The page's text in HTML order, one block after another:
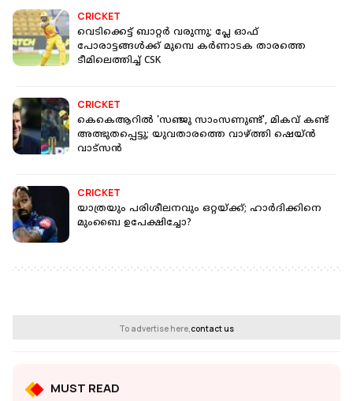
CRICKET
വെടിക്കെട്ട് ബാറ്റർ വരുന്നു; പ്ലേ ഓഫ്
പോരാട്ടങ്ങൾക്ക് മുമ്പെ കർണാടക താരത്തെ
ടീമിലെത്തിച്ച് CSK
CRICKET
കെകെആറിൽ 'സഞ്ജു സാംസണുണ്ട്', മികവ് കണ്ട്
അത്ഭുതപ്പെട്ടു; യുവതാരത്തെ വാഴ്ത്തി ഷെയ്ൻ
വാട്സൻ
CRICKET
യാത്രയും പരിശീലനവും ഒറ്റയ്ക്ക്; ഹാര്‍ദിക്കിനെ
മുംബൈ ഉപേക്ഷിച്ചോ?
To advertise here,contact us
MUST READ